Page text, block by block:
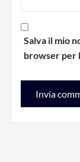
Salva il mio
browser per